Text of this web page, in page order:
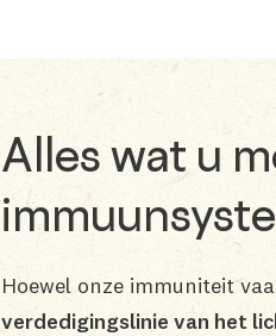
Alles wat u
Hoewel onze immuniteit
verdedigingslinie van het